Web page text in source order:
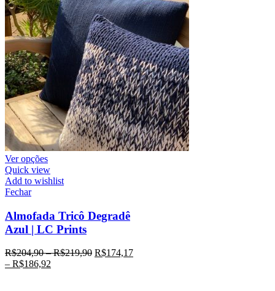
Ver opções
Quick view
Add to wishlist
Fechar
Almofada Tricô Degradê
Azul | LC Prints
R$204,90–R$219,90 R$174,17
– R$186,92